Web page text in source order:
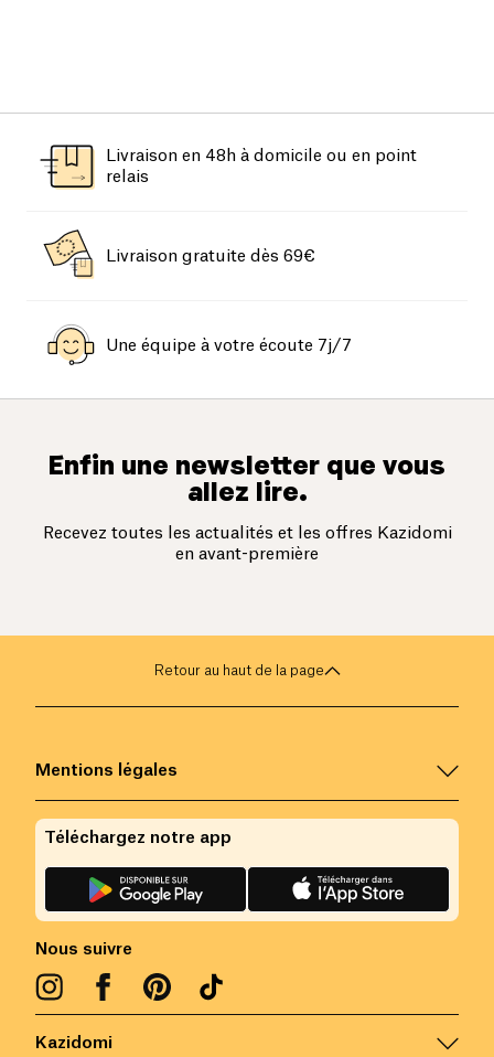
Livraison en 48h à domicile ou en point
relais
Livraison gratuite dès 69€
Une équipe à votre écoute 7j/7
Enfin une newsletter que vous
allez lire.
Recevez toutes les actualités et les offres Kazidomi
en avant-première
Retour au haut de la page
Kazidomi
Mentions légales
Nous suivre
Téléchargez notre app